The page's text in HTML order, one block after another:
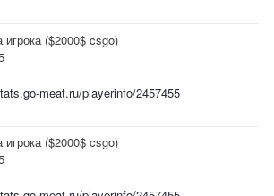
($2000$ csgo)
meat.ru/playerinfo/2457455
($2000$ csgo)